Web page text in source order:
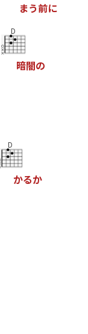
まう前に
D
暗闇の
D
かるか